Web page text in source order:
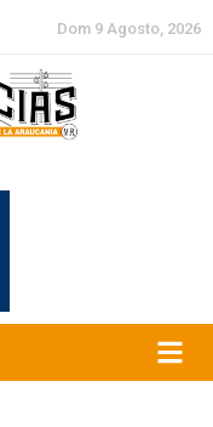
Dom 9 Agosto, 2026